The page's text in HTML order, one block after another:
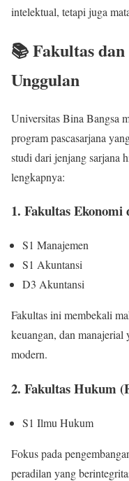
intelektual, tetapi juga
📚 Fakultas
Unggulan
Universitas Bina Bangsa
program pascasarjana
studi dari jenjang sarjana
lengkapnya:
1. Fakultas Ekonomi
S1 Manajemen
S1 Akuntansi
D3 Akuntansi
Fakultas ini membekali
keuangan, dan manajerial
modern.
2. Fakultas Hukum
S1 Ilmu Hukum
Fokus pada
peradilan yang